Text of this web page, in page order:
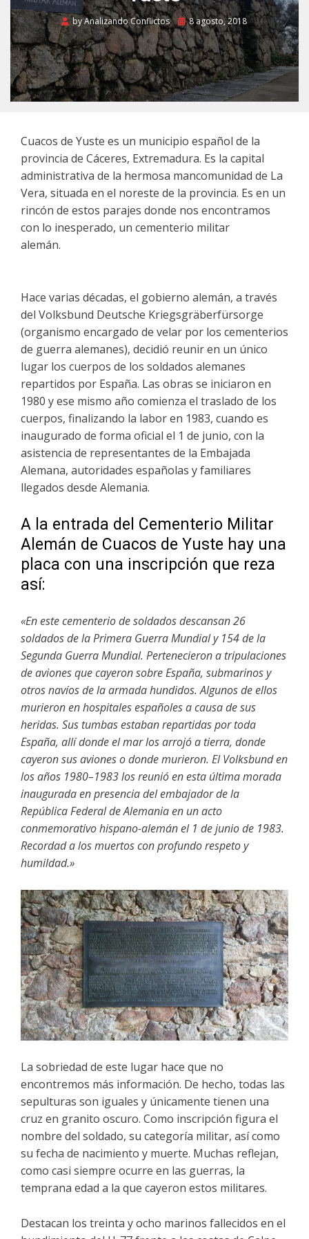
byAnalizando Conflictos
Posted
on
8 agosto, 2018
Cuacos de Yuste es un municipio español de la
provincia de Cáceres, Extremadura. Es la capital
administrativa de la hermosa mancomunidad de La
Vera, situada en el noreste de la provincia. Es en un
rincón de estos parajes donde nos encontramos
con lo inesperado, un cementerio militar
alemán.
Hace varias décadas, el gobierno alemán, a través
del Volksbund Deutsche Kriegsgräberfürsorge
(organismo encargado de velar por los cementerios
de guerra alemanes), decidió reunir en un único
lugar los cuerpos de los soldados alemanes
repartidos por España. Las obras se iniciaron en
1980 y ese mismo año comienza el traslado de los
cuerpos, finalizando la labor en 1983, cuando es
inaugurado de forma oficial el 1 de junio, con la
asistencia de representantes de la Embajada
Alemana, autoridades españolas y familiares
llegados desde Alemania.
A la entrada del Cementerio Militar
Alemán de Cuacos de Yuste hay una
placa con una inscripción que reza
así:
«En este cementerio de soldados descansan 26
soldados de la Primera Guerra Mundial y 154 de la
Segunda Guerra Mundial. Pertenecieron a tripulaciones
de aviones que cayeron sobre España, submarinos y
otros navíos de la armada hundidos. Algunos de ellos
murieron en hospitales españoles a causa de sus
heridas. Sus tumbas estaban repartidas por toda
España, allí donde el mar los arrojó a tierra, donde
cayeron sus aviones o donde murieron. El Volksbund en
los años 1980–1983 los reunió en esta última morada
inaugurada en presencia del embajador de la
República Federal de Alemania en un acto
conmemorativo hispano-alemán el 1 de junio de 1983.
Recordad a los muertos con profundo respeto y
humildad.»
La sobriedad de este lugar hace que no
encontremos más información. De hecho, todas las
sepulturas son iguales y únicamente tienen una
cruz en granito oscuro. Como inscripción figura el
nombre del soldado, su categoría militar, así como
su fecha de nacimiento y muerte. Muchas reflejan,
como casi siempre ocurre en las guerras, la
temprana edad a la que cayeron estos militares.
Destacan los treinta y ocho marinos fallecidos en el